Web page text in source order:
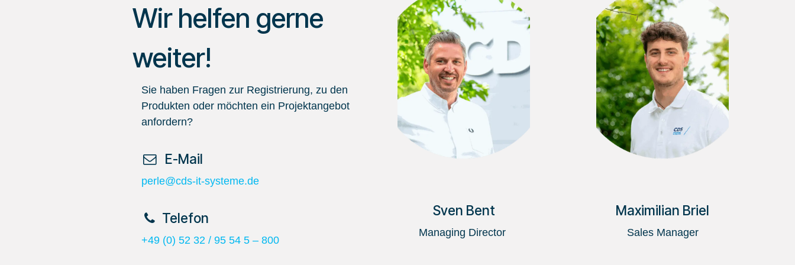
Wir helfen gerne
weiter!
Sie haben Fragen zur Registrierung, zu den
Produkten oder möchten ein Projektangebot
anfordern?
​ E-Mail
perle@cds-it-systeme.de
​Telefon
+49 (0) 52 32 / 95 54 5 – 800
Sven Bent
Managing Director
Maximilian Briel
Sales Manager